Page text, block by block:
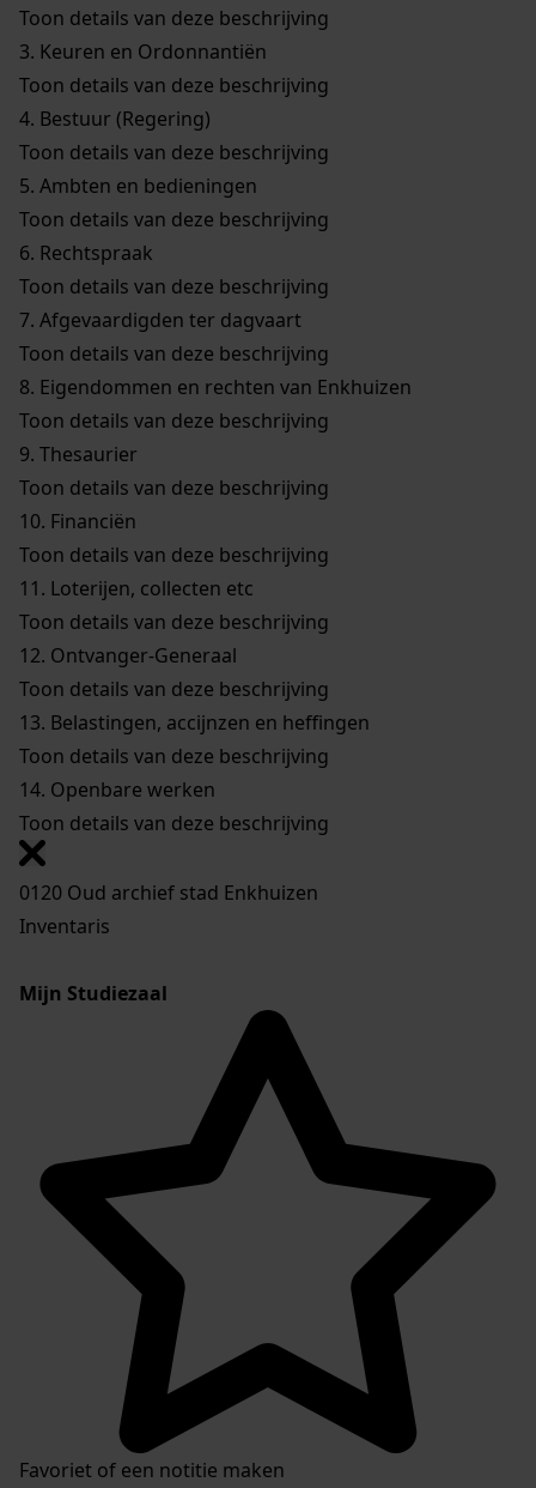
Toon details van deze beschrijving
3. Keuren en Ordonnantiën
Toon details van deze beschrijving
4. Bestuur (Regering)
Toon details van deze beschrijving
5. Ambten en bedieningen
Toon details van deze beschrijving
6. Rechtspraak
Toon details van deze beschrijving
7. Afgevaardigden ter dagvaart
Toon details van deze beschrijving
8. Eigendommen en rechten van Enkhuizen
Toon details van deze beschrijving
9. Thesaurier
Toon details van deze beschrijving
10. Financiën
Toon details van deze beschrijving
11. Loterijen, collecten etc
Toon details van deze beschrijving
12. Ontvanger-Generaal
Toon details van deze beschrijving
13. Belastingen, accijnzen en heffingen
Toon details van deze beschrijving
14. Openbare werken
Toon details van deze beschrijving
0120 Oud archief stad Enkhuizen
Inventaris
Mijn Studiezaal
Favoriet of een notitie maken